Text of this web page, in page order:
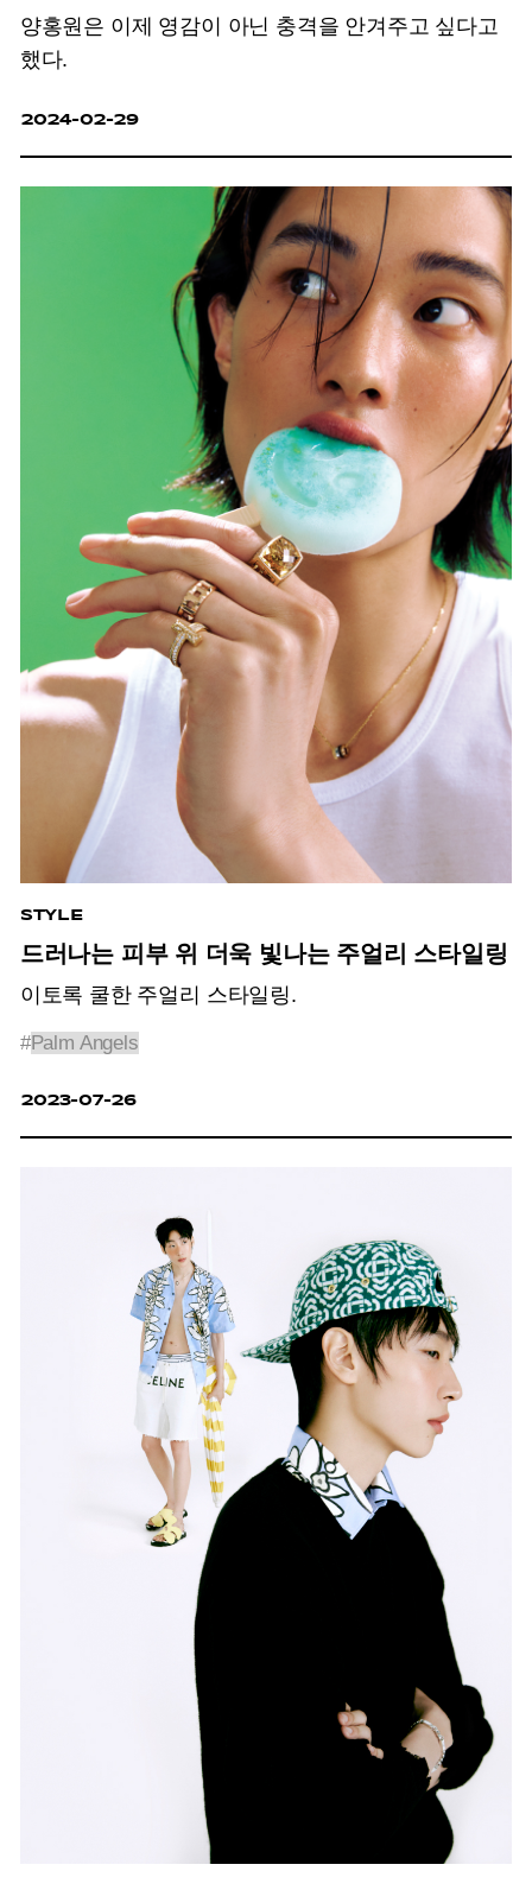
양홍원은 이제 영감이 아닌 충격을 안겨주고 싶다고
했다.
2024-02-29
STYLE
드러나는 피부 위 더욱 빛나는 주얼리 스타일링
이토록 쿨한 주얼리 스타일링.
#Palm Angels
2023-07-26